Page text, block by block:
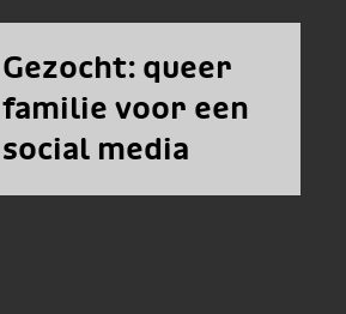
Gezocht: queer
familie voor een
social media
campagne